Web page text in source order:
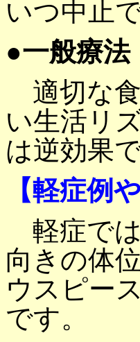
いつ中止
●一般療法
適切な食
い生活リ
は逆効果で
【軽症例
軽症では
向きの体
ウスピー
です。